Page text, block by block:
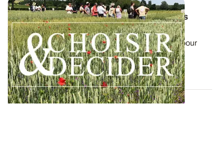
Sud-Ouest - Blé tendre conduit en AB : nos
préconisations pour les semis 2023
Retrouvez l’ensemble des résultats opérationnels pour
réussir l’implantation du blé tendre...
18 AOÛT 2023